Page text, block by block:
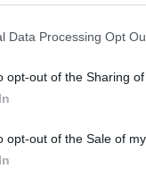
Data Processing Opt
opt-out of the Sharing
opt-out of the Sale of
επαρκής
φωνάζουν
τους